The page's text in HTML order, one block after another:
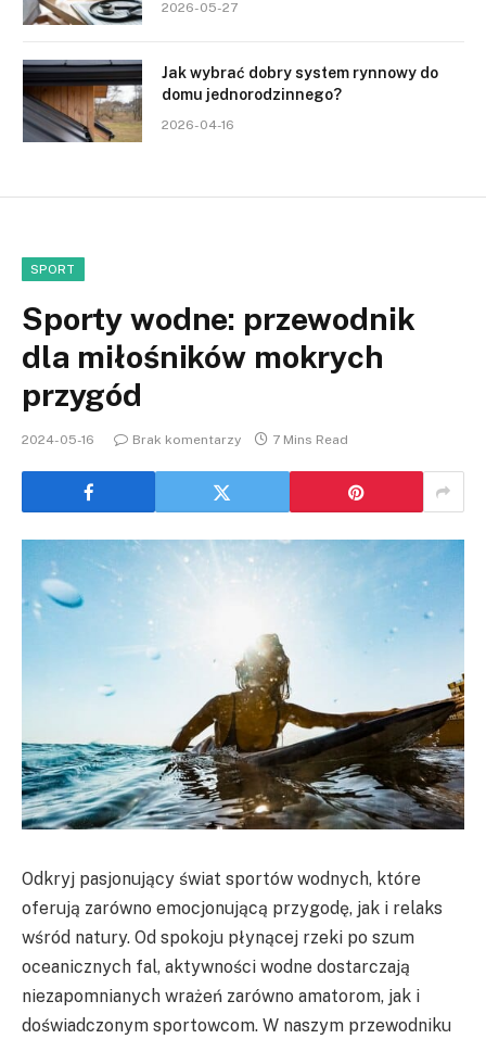
2026-05-27
Jak wybrać dobry system rynnowy do
domu jednorodzinnego?
2026-04-16
SPORT
Sporty wodne: przewodnik
dla miłośników mokrych
przygód
2024-05-16 Brak komentarzy 7 Mins Read
Odkryj pasjonujący świat sportów wodnych, które
oferują zarówno emocjonującą przygodę, jak i relaks
wśród natury. Od spokoju płynącej rzeki po szum
oceanicznych fal, aktywności wodne dostarczają
niezapomnianych wrażeń zarówno amatorom, jak i
doświadczonym sportowcom. W naszym przewodniku